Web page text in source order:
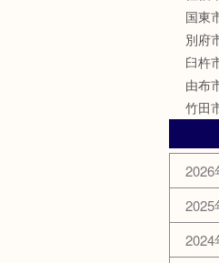
国東
別府
臼杵
由布
竹田
2026
2025
2024